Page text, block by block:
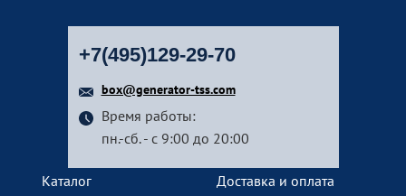
+7(495)129-29-70
box@generator-tss.com
Время работы:
пн.-сб. - с 9:00 до 20:00
Каталог
Доставка и оплата